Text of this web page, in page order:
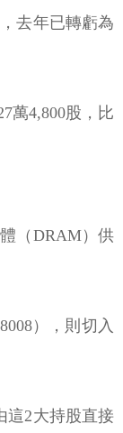
去年已轉虧為
萬4,800股，比
（DRAM）供
），則切入
這2大持股直接